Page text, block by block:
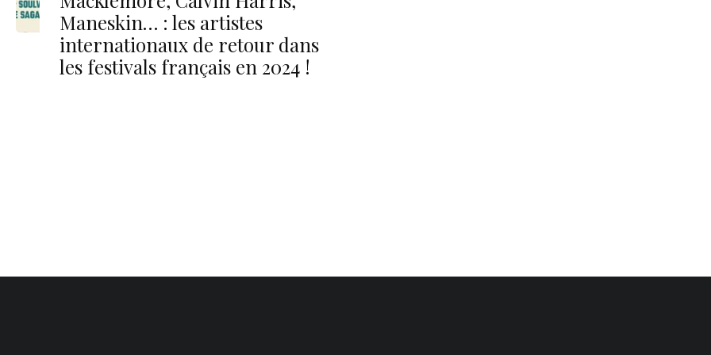
Maneskin… : les artistes
internationaux de retour dans
les festivals français en 2024 !